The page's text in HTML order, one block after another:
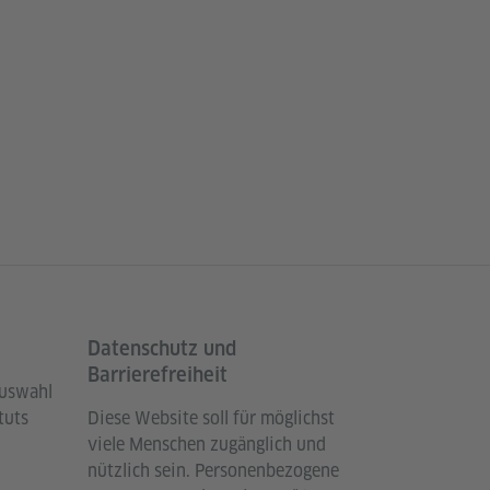
Datenschutz und
Barrierefreiheit
Diese Website soll für möglichst
viele Menschen zugänglich und
nützlich sein. Personenbezogene